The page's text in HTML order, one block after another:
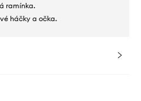
ramínka.
háčky a očka.